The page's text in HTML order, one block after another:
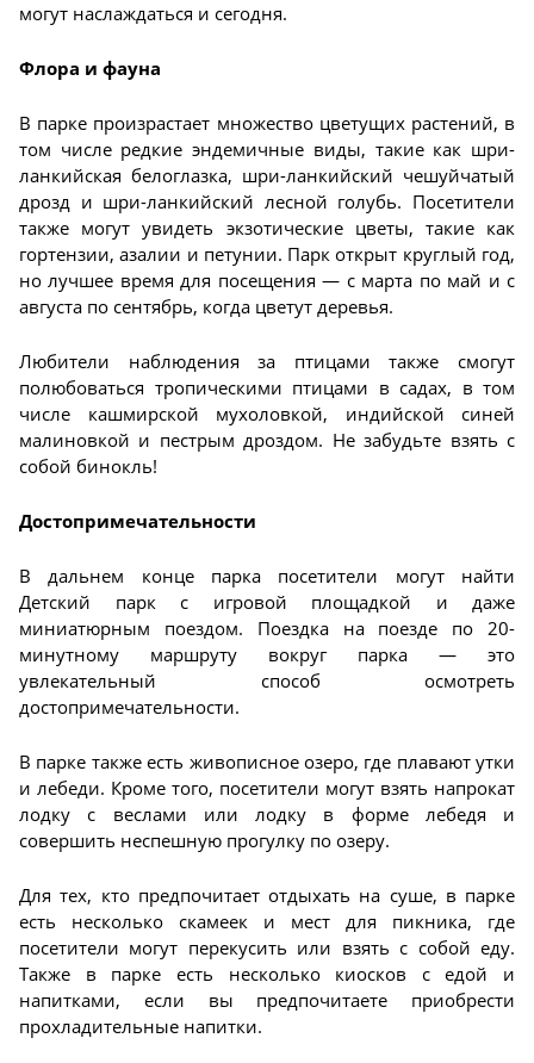
могут наслаждаться и сегодня.
Флора и фауна
В парке произрастает множество цветущих растений, в
том числе редкие эндемичные виды, такие как шри-
ланкийская белоглазка, шри-ланкийский чешуйчатый
дрозд и шри-ланкийский лесной голубь. Посетители
также могут увидеть экзотические цветы, такие как
гортензии, азалии и петунии. Парк открыт круглый год,
но лучшее время для посещения — с марта по май и с
августа по сентябрь, когда цветут деревья.
Любители наблюдения за птицами также смогут
полюбоваться тропическими птицами в садах, в том
числе кашмирской мухоловкой, индийской синей
малиновкой и пестрым дроздом. Не забудьте взять с
собой бинокль!
Достопримечательности
В дальнем конце парка посетители могут найти
Детский парк с игровой площадкой и даже
миниатюрным поездом. Поездка на поезде по 20-
минутному маршруту вокруг парка — это
увлекательный способ осмотреть
достопримечательности.
В парке также есть живописное озеро, где плавают утки
и лебеди. Кроме того, посетители могут взять напрокат
лодку с веслами или лодку в форме лебедя и
совершить неспешную прогулку по озеру.
Для тех, кто предпочитает отдыхать на суше, в парке
есть несколько скамеек и мест для пикника, где
посетители могут перекусить или взять с собой еду.
Также в парке есть несколько киосков с едой и
напитками, если вы предпочитаете приобрести
прохладительные напитки.